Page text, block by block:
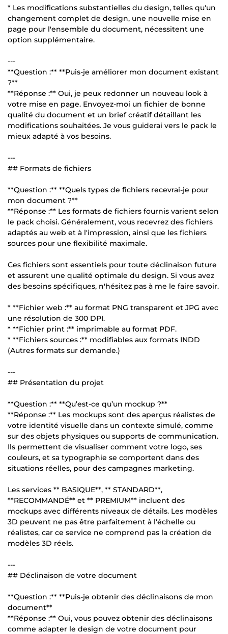
* Les modifications substantielles du design, telles qu'un
changement complet de design, une nouvelle mise en
page pour l'ensemble du document, nécessitent une
option supplémentaire.
---
**Question :** **Puis-je améliorer mon document existant
?**
**Réponse :** Oui, je peux redonner un nouveau look à
votre mise en page. Envoyez-moi un fichier de bonne
qualité du document et un brief créatif détaillant les
modifications souhaitées. Je vous guiderai vers le pack le
mieux adapté à vos besoins.
---
## Formats de fichiers
**Question :** **Quels types de fichiers recevrai-je pour
mon document ?**
**Réponse :** Les formats de fichiers fournis varient selon
le pack choisi. Généralement, vous recevrez des fichiers
adaptés au web et à l'impression, ainsi que les fichiers
sources pour une flexibilité maximale.
Ces fichiers sont essentiels pour toute déclinaison future
et assurent une qualité optimale du design. Si vous avez
des besoins spécifiques, n'hésitez pas à me le faire savoir.
* **Fichier web :** au format PNG transparent et JPG avec
une résolution de 300 DPI.
* **Fichier print :** imprimable au format PDF.
* **Fichiers sources :** modifiables aux formats INDD
(Autres formats sur demande.)
---
## Présentation du projet
**Question :** **Qu’est-ce qu’un mockup ?**
**Réponse :** Les mockups sont des aperçus réalistes de
votre identité visuelle dans un contexte simulé, comme
sur des objets physiques ou supports de communication.
Ils permettent de visualiser comment votre logo, ses
couleurs, et sa typographie se comportent dans des
situations réelles, pour des campagnes marketing.
Les services ** BASIQUE**, ** STANDARD**,
**RECOMMANDÉ** et ** PREMIUM** incluent des
mockups avec différents niveaux de détails. Les modèles
3D peuvent ne pas être parfaitement à l'échelle ou
réalistes, car ce service ne comprend pas la création de
modèles 3D réels.
---
## Déclinaison de votre document
**Question :** **Puis-je obtenir des déclinaisons de mon
document**
**Réponse :** Oui, vous pouvez obtenir des déclinaisons
comme adapter le design de votre document pour